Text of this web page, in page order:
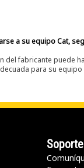
a su equipo Cat,
del fabricante puede
para su
Soporte